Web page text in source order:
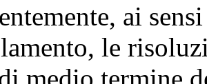
ai
le
medio termine